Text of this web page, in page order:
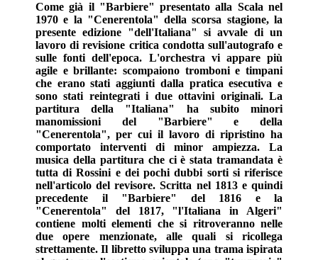
Come già il "Barbiere" presentato alla Scala nel
1970 e la "Cenerentola" della scorsa stagione, la
presente edizione "dell'Italiana" si avvale di un
lavoro di revisione critica condotta sull'autografo e
sulle fonti dell'epoca. L'orchestra vi appare più
agile e brillante: scompaiono tromboni e timpani
che erano stati aggiunti dalla pratica esecutiva e
sono stati reintegrati i due ottavini originali. La
partitura della "Italiana" ha subito minori
manomissioni del "Barbiere" e della
"Cenerentola", per cui il lavoro di ripristino ha
comportato interventi di minor ampiezza. La
musica della partitura che ci è stata tramandata è
tutta di Rossini e dei pochi dubbi sorti si riferisce
nell'articolo del revisore. Scritta nel 1813 e quindi
precedente il "Barbiere" del 1816 e la
"Cenerentola" del 1817, "l'Italiana in Algeri"
contiene molti elementi che si ritroveranno nelle
due opere menzionate, alle quali si ricollega
strettamente. Il libretto sviluppa una trama ispirata